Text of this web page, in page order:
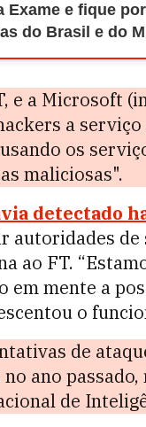
Exame e fique
do Brasil e do
e a Microsoft
a
os
maliciosas".
detectado
autoridades
ao FT.
em mente a
o
de
ano
de